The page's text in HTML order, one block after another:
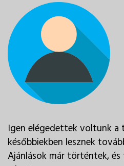
Igen elégedettek voltunk a
későbbiekben lesznek
Ajánlások már történtek,